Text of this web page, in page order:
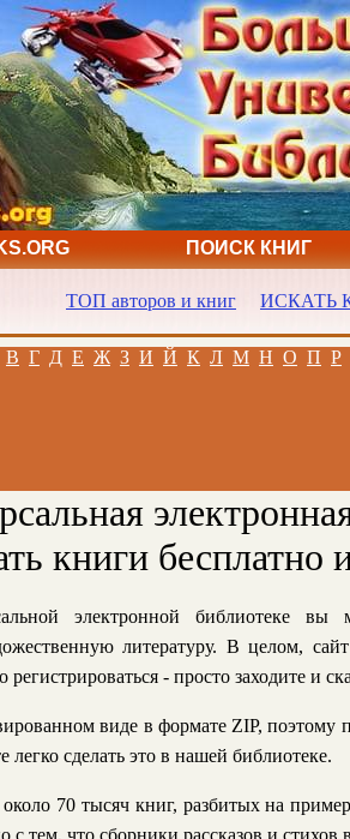
ПОИСК КНИГ
ТОП авторов и книг ИСКАТЬ
В Г Д Е Ж З И Й К Л М Н О П Р
книги бесплатно
электронной библиотеке вы
литературу. В целом,
- просто заходите и
виде в формате ZIP,
сделать это в нашей библиотеке.
70 тысяч книг, разбитых на
с тем, что сборники рассказов и